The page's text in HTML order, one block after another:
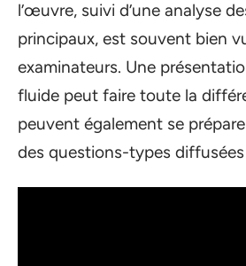
l’œuvre, suivi d’une analyse
principaux, est souvent bien
examinateurs. Une
fluide peut faire toute la
peuvent également se
des questions-types